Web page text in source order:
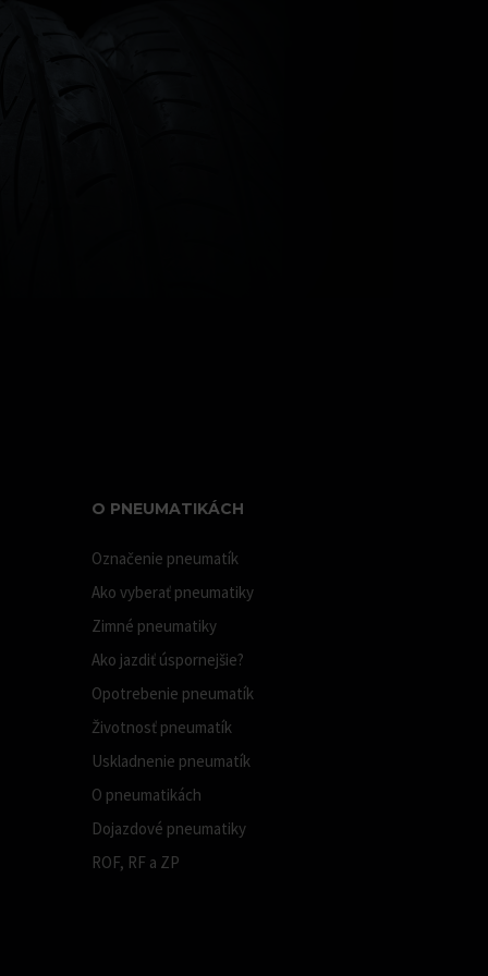
O PNEUMATIKÁCH
Označenie pneumatík
Ako vyberať pneumatiky
Zimné pneumatiky
Ako jazdiť úspornejšie?
Opotrebenie pneumatík
Životnosť pneumatík
Uskladnenie pneumatík
O pneumatikách
Dojazdové pneumatiky
ROF, RF a ZP